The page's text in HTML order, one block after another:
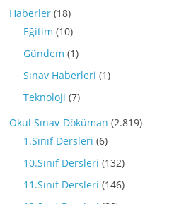
Haberler (18)
Eğitim (10)
Gündem (1)
Sınav Haberleri (1)
Teknoloji (7)
Okul Sınav-Döküman (2.819)
1.Sınıf Dersleri (6)
10.Sınıf Dersleri (132)
11.Sınıf Dersleri (146)